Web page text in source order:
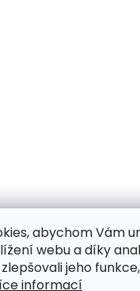
abychom Vám
webu a díky
jeho
informací